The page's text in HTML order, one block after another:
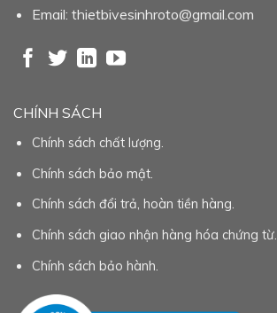
Email: thietbivesinhroto@gmail.com
CHÍNH SÁCH
Chính sách chất lượng.
Chính sách bảo mật.
Chính sách đổi trả, hoàn tiền hàng.
Chính sách giao nhận hàng hóa chứng từ.
Chính sách bảo hành.